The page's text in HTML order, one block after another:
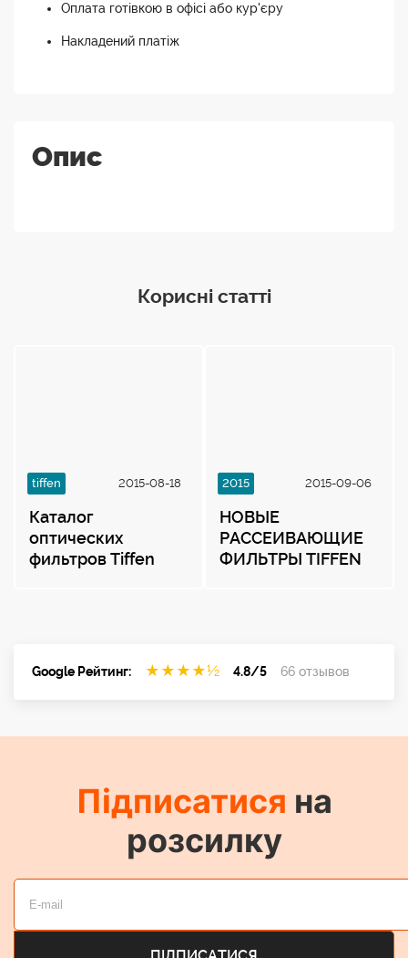
Оплата готівкою в офісі або кур'єру
Накладений платіж
Опис
Корисні статті
tiffen 2015-08-18
Каталог
оптических
фильтров Tiffen
2015 2015-09-06
НОВЫЕ
РАССЕИВАЮЩИЕ
ФИЛЬТРЫ TIFFEN
Google Рейтинг: ★ ★ ★ ★½ 4.8/5 66 отзывов
Підписатися на
розсилку